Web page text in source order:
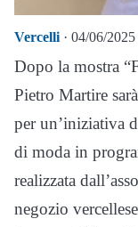
Vercelli · 04/06/
Dopo la mostra
Pietro Martire
per un’iniziativa
di moda in
realizzata
negozio